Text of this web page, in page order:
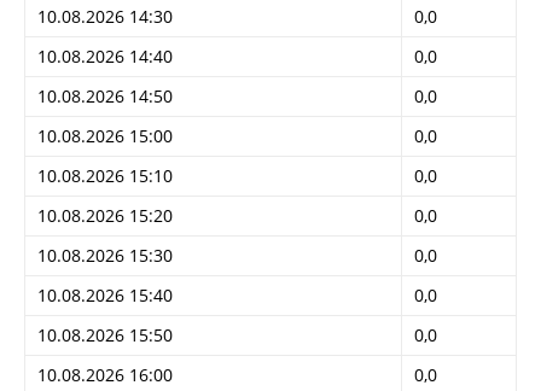
10.08.2026 14:30
0,0
10.08.2026 14:40
0,0
10.08.2026 14:50
0,0
10.08.2026 15:00
0,0
10.08.2026 15:10
0,0
10.08.2026 15:20
0,0
10.08.2026 15:30
0,0
10.08.2026 15:40
0,0
10.08.2026 15:50
0,0
10.08.2026 16:00
0,0